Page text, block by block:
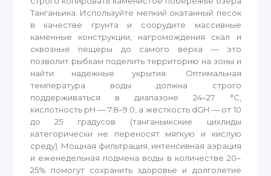
Танганьика. Используйте мелкий окатанный песок
в качестве грунта и соорудите массивные
каменные конструкции, нагромождения скал и
сквозные пещеры до самого верха — это
позволит рыбкам поделить территорию на зоны и
найти надежные укрытия. Оптимальная
температура воды должна строго
поддерживаться в диапазоне 24–27 °C,
кислотность pH — 7.8–9.0, а жёсткость dGH — от 10
до 25 градусов (танганьикские цихлиды
категорически не переносят мягкую и кислую
среду). Мощная фильтрация, интенсивная аэрация
и еженедельная подмена воды в количестве 20–
25% помогут сохранить здоровье и долголетие